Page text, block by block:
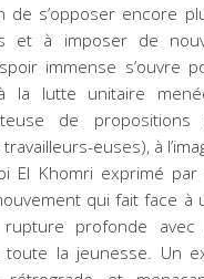
de s’opposer encore
et à imposer de
immense s’ouvre
la lutte unitaire
de
travailleurs-euses), à
El Khomri exprimé par
qui fait face à
rupture profonde
toute la jeunesse. Un